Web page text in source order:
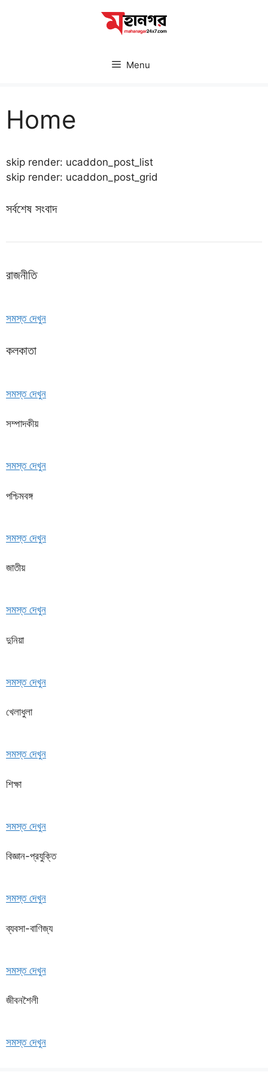
Menu
Home
skip render: ucaddon_post_list
skip render: ucaddon_post_grid
সর্বশেষ সংবাদ
রাজনীতি
সমস্ত দেখুন
কলকাতা
সমস্ত দেখুন
সম্পাদকীয়
সমস্ত দেখুন
পশ্চিমবঙ্গ
সমস্ত দেখুন
জাতীয়
সমস্ত দেখুন
দুনিয়া
সমস্ত দেখুন
খেলাধুলা
সমস্ত দেখুন
শিক্ষা
সমস্ত দেখুন
বিজ্ঞান-প্রযুক্তি
সমস্ত দেখুন
ব্যবসা-বাণিজ্য
সমস্ত দেখুন
জীবনশৈলী
সমস্ত দেখুন